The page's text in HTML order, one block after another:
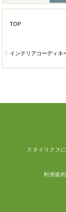
TOP
インテリアコーディネ
スタイリクス
利用規約